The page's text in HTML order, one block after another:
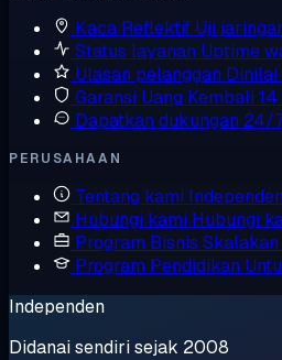
Kaca Reflektif Uji
Status layanan Uptime
Ulasan pelanggan
Garansi Uang Kembali
Dapatkan dukungan 24/
PERUSAHAAN
Tentang kami
Hubungi kami Hubungi
Program Bisnis
Program Pendidikan
Independen
Didanai sendiri sejak 2008